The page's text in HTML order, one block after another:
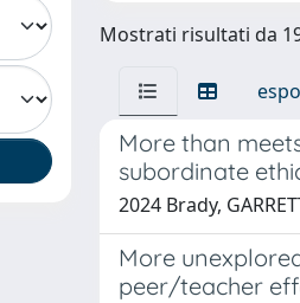
Mostrati risultati da
More than
subordinate
2024 Brady,
More
peer/teacher